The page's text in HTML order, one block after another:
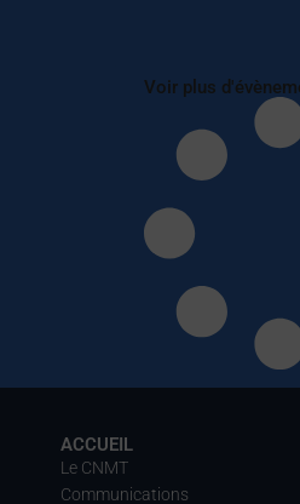
Voir plus
ACCUEIL
Le CNMT
Communications